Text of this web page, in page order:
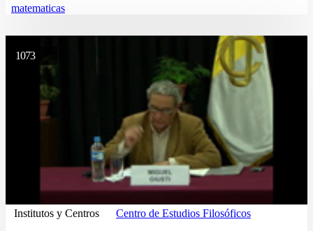
matematicas
1073
Institutos y Centros Centro de Estudios Filosóficos